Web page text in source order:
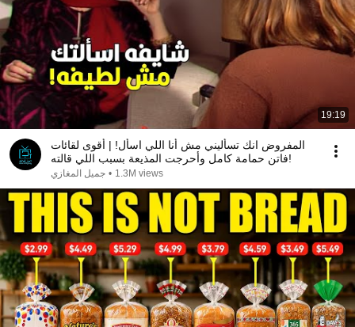
19:19
المفروض انك تسأليني مش أنا اللي اسأل! | أقوى لقائات
فاتن حمامة كامل وأحرجت المذيعة بسبب اللي قالته!
جميل المغازي • 1.3M views